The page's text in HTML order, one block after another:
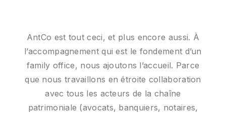
AntCo est tout ceci, et plus encore aussi. À
l’accompagnement qui est le fondement d’un
family office, nous ajoutons l’accueil. Parce
que nous travaillons en étroite collaboration
avec tous les acteurs de la chaîne
patrimoniale (avocats, banquiers, notaires,
À cela nous ajoutons ce qui donne à nos
clients la confiance d’avancer vers les
meilleures opportunités, en livrant des
prestations et des réalisations clés en main,
qu’il s’agisse de finances et de fiscalité,
d’immobilier ou d’art de vivre.